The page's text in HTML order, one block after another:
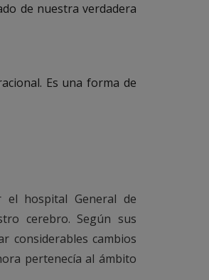
de nuestra verdadera
Es una forma de
hospital General de
cerebro. Según sus
considerables cambios
pertenecía al ámbito